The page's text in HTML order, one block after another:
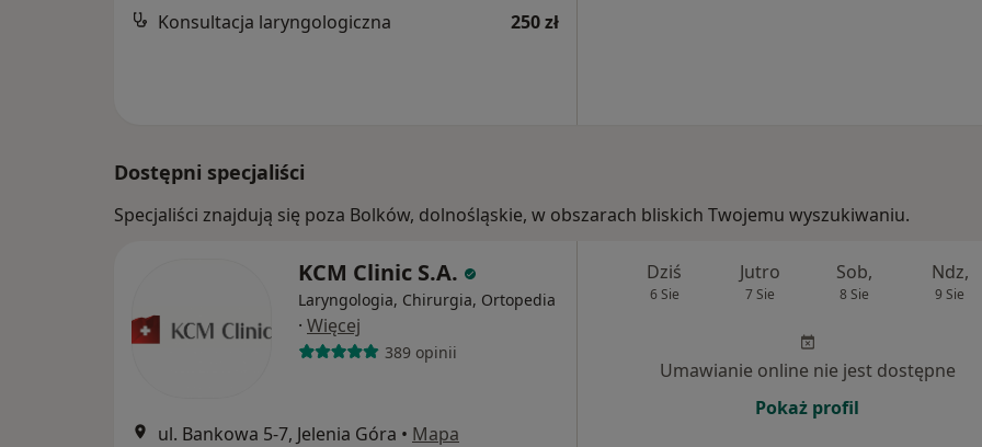
Konsultacja laryngologiczna
250 zł
Dostępni specjaliści
Specjaliści znajdują się poza Bolków, dolnośląskie, w obszarach bliskich Twojemu wyszukiwaniu.
KCM Clinic S.A.
Laryngologia, Chirurgia, Ortopedia
· Więcej
389 opinii
ul. Bankowa 5-7, Jelenia Góra • Mapa
Dziś
6 Sie
Jutro
7 Sie
Sob,
8 Sie
Ndz,
9 Sie
Umawianie online nie jest dostępne
Pokaż profil